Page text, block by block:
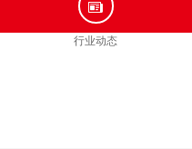
行业动态